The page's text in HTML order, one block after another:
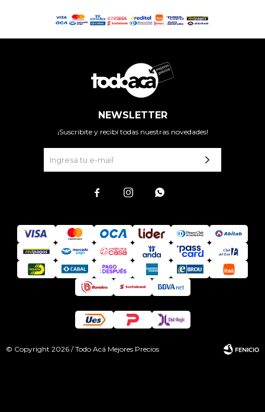
NEWSLETTER
¡Suscribite y recibí todas nuestras novedades!
  
© Copyright 2026 / Todo Acá Mejores Precios